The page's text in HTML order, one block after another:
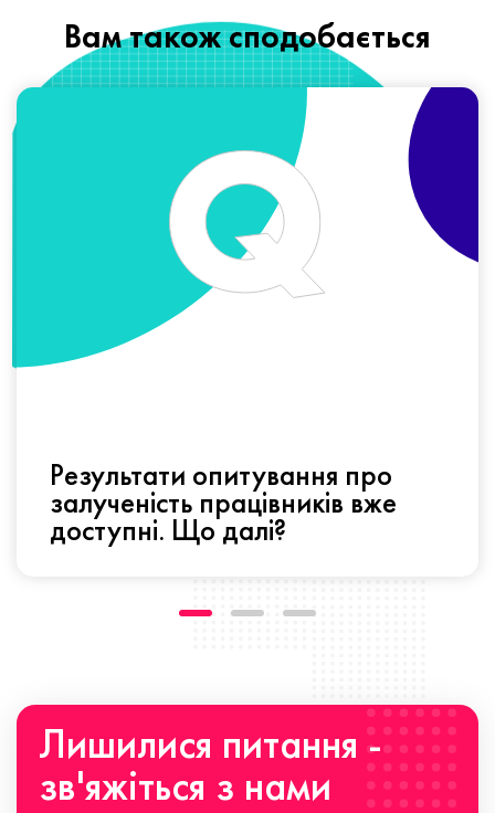
Вам також сподобається
Результати опитування про
залученість працівників вже
доступні. Що далі?
Лишилися питання -
зв'яжіться з нами